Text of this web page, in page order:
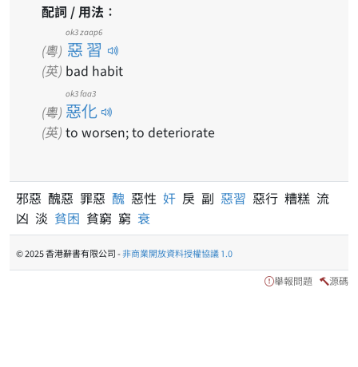
配詞 / 用法：
(粵) 惡習
ok3 zaap6
(英) bad habit
(粵) 惡化
ok3 faa3
(英) to worsen; to deteriorate
邪惡 醜惡 罪惡 醜 惡性 奸 戾 副 惡習 惡行 糟糕 流
凶 淡 貧困 貧窮 窮 衰
© 2025 香港辭書有限公司 -非商業開放資料授權協議 1.0
舉報問題 源碼